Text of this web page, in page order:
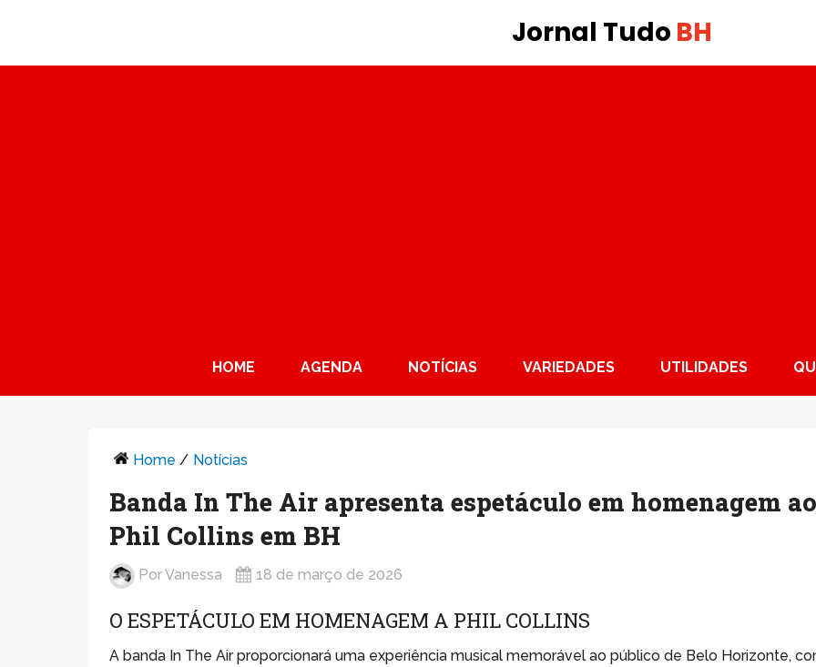
Jornal Tudo BH
HOME AGENDA NOTÍCIAS VARIEDADES UTILIDADES
Home / Notícias
Banda In The Air apresenta espetáculo em homenagem
Phil Collins em BH
PorVanessa 18 de março de 2026
O ESPETÁCULO EM HOMENAGEM A PHIL COLLINS
A banda In The Air proporcionará uma experiência musical memorável ao público de Belo Horizonte,